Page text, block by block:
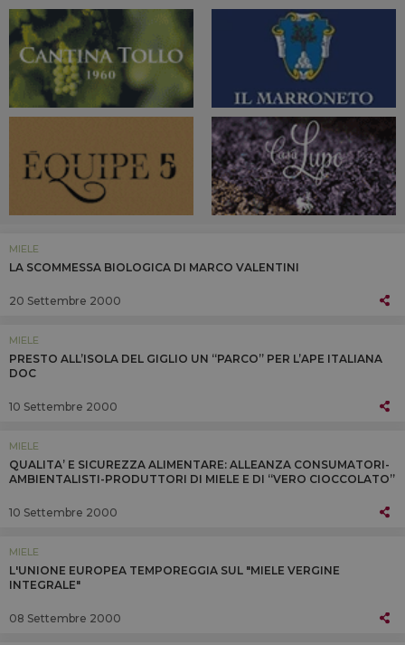
MIELE
LA SCOMMESSA BIOLOGICA DI MARCO VALENTINI
20 Settembre 2000
MIELE
PRESTO ALL’ISOLA DEL GIGLIO UN “PARCO” PER L’APE ITALIANA
DOC
10 Settembre 2000
MIELE
QUALITA’ E SICUREZZA ALIMENTARE: ALLEANZA CONSUMATORI-
AMBIENTALISTI-PRODUTTORI DI MIELE E DI “VERO CIOCCOLATO”
10 Settembre 2000
MIELE
L'UNIONE EUROPEA TEMPOREGGIA SUL "MIELE VERGINE
INTEGRALE"
08 Settembre 2000